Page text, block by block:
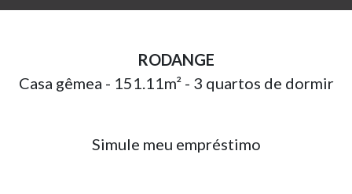
RODANGE
Casa gêmea - 151.11m² - 3 quartos de dormir
Simule meu empréstimo